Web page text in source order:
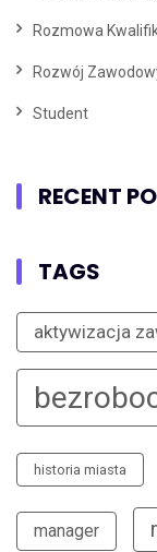
Rozmowa
Rozwój
Student
RECENT
TAGS
aktywizacja
historia miasta
manager